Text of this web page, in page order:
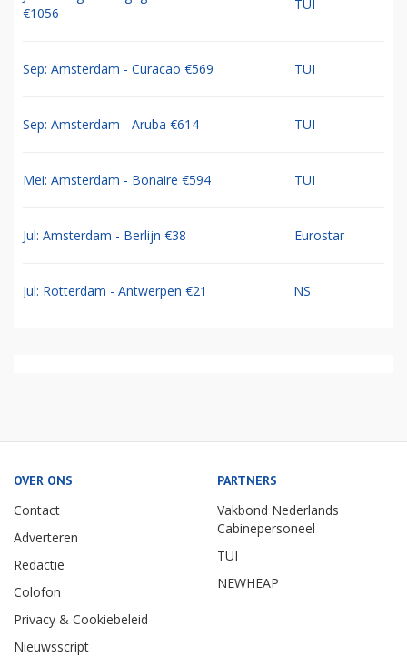
€1056
TUI
Sep: Amsterdam - Curacao €569 TUI
Sep: Amsterdam - Aruba €614 TUI
Mei: Amsterdam - Bonaire €594 TUI
Jul: Amsterdam - Berlijn €38 Eurostar
Jul: Rotterdam - Antwerpen €21 NS
OVER ONS
Contact
Adverteren
Redactie
Colofon
Privacy & Cookiebeleid
Nieuwsscript
PARTNERS
Vakbond Nederlands
Cabinepersoneel
TUI
NEWHEAP